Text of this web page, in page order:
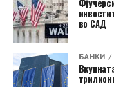
во САД
БАНКИ